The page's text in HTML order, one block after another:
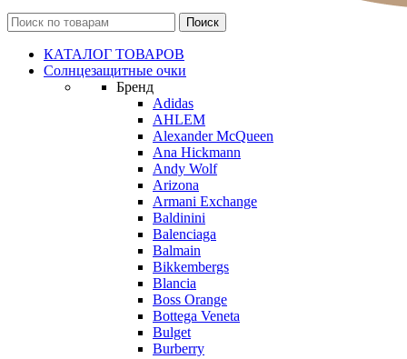
КАТАЛОГ ТОВАРОВ
Солнцезащитные очки
Бренд
Adidas
AHLEM
Alexander McQueen
Ana Hickmann
Andy Wolf
Arizona
Armani Exchange
Baldinini
Balenciaga
Balmain
Bikkembergs
Blancia
Boss Orange
Bottega Veneta
Bulget
Burberry